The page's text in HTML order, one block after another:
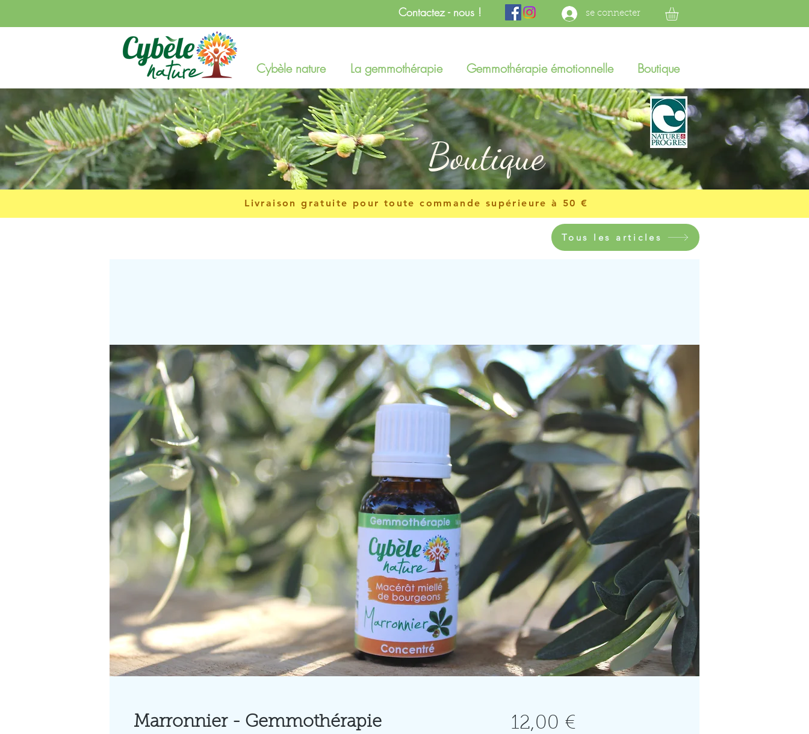
Contactez - nous ! se connecter
Cybèle nature La gemmothérapie Gemmothérapie émotionnelle Boutique
Boutique
Livraison gratuite pour toute commande supérieure à 50 €
Tous les articles
Marronnier - Gemmothérapie 12,00 €Prix